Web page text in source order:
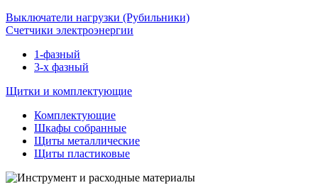
Выключатели нагрузки (Рубильники)
Счетчики электроэнергии
1-фазный
3-х фазный
Щитки и комплектующие
Комплектующие
Шкафы собранные
Щиты металлические
Щиты пластиковые